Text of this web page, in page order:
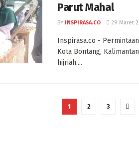
Parut Mahal
BY INSPIRASA.CO 29 Maret
Inspirasa.co -
Kota Bontang,
hijriah....
1 2 3